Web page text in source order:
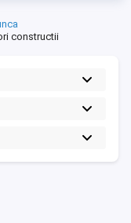
constructii